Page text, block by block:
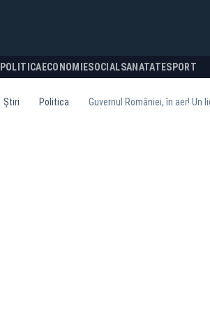
POLITICA ECONOMIESOCIALSANATATESPORT
Știri Politica Guvernul României, în aer! Un